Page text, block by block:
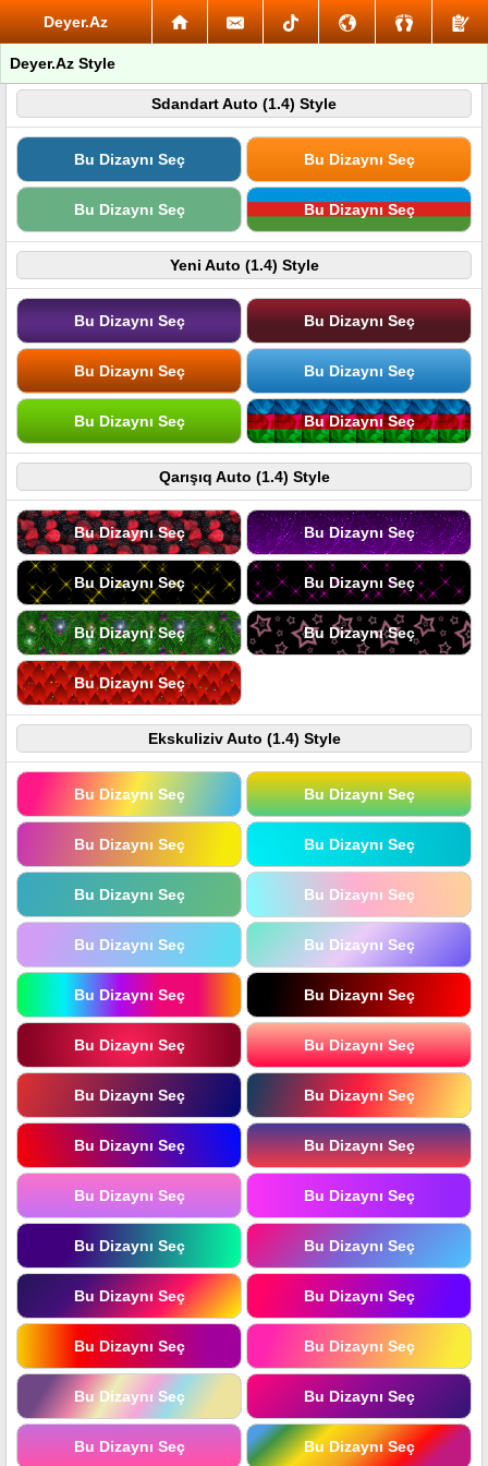
Deyer.Az
Deyer.Az Style
Sdandart Auto (1.4) Style
Bu Dizaynı Seç Bu Dizaynı Seç
Bu Dizaynı Seç Bu Dizaynı Seç
Yeni Auto (1.4) Style
Bu Dizaynı Seç Bu Dizaynı Seç
Bu Dizaynı Seç Bu Dizaynı Seç
Bu Dizaynı Seç Bu Dizaynı Seç
Qarışıq Auto (1.4) Style
Bu Dizaynı Seç Bu Dizaynı Seç
Bu Dizaynı Seç Bu Dizaynı Seç
Bu Dizaynı Seç Bu Dizaynı Seç
Bu Dizaynı Seç
Ekskuliziv Auto (1.4) Style
Bu Dizaynı Seç Bu Dizaynı Seç
Bu Dizaynı Seç Bu Dizaynı Seç
Bu Dizaynı Seç Bu Dizaynı Seç
Bu Dizaynı Seç Bu Dizaynı Seç
Bu Dizaynı Seç Bu Dizaynı Seç
Bu Dizaynı Seç Bu Dizaynı Seç
Bu Dizaynı Seç Bu Dizaynı Seç
Bu Dizaynı Seç Bu Dizaynı Seç
Bu Dizaynı Seç Bu Dizaynı Seç
Bu Dizaynı Seç Bu Dizaynı Seç
Bu Dizaynı Seç Bu Dizaynı Seç
Bu Dizaynı Seç Bu Dizaynı Seç
Bu Dizaynı Seç Bu Dizaynı Seç
Bu Dizaynı Seç Bu Dizaynı Seç